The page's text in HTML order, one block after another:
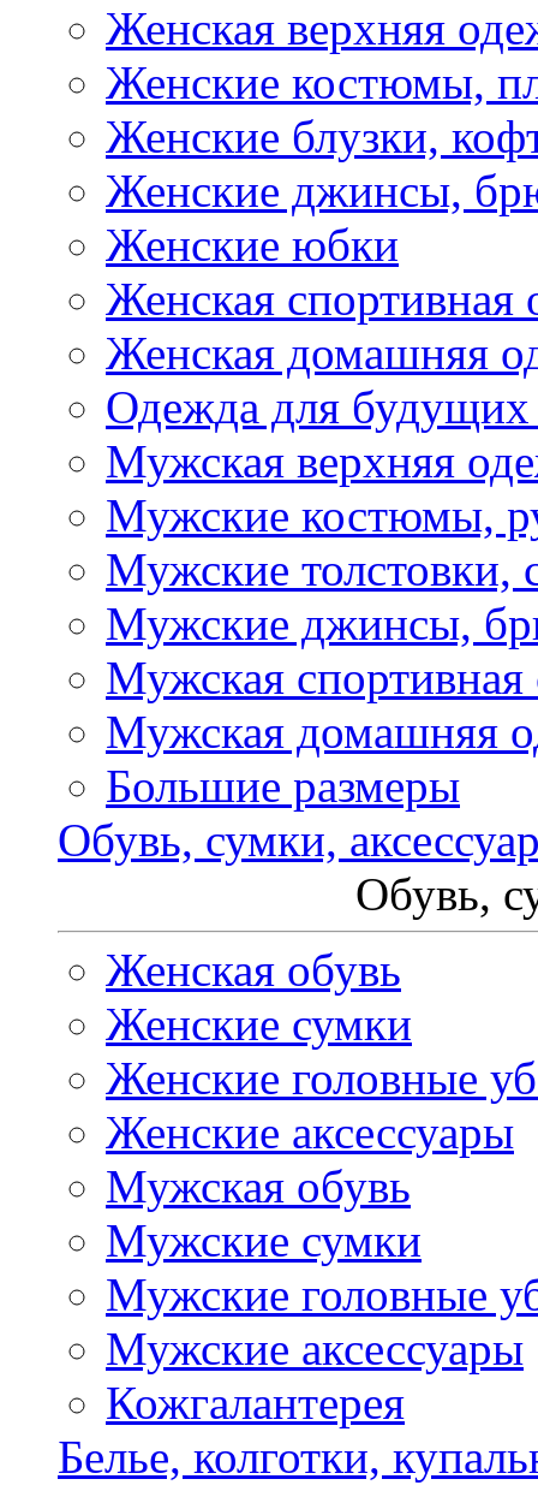
Женская верхняя
Женские костюмы,
Женские блузки,
Женские джинсы,
Женские юбки
Женская спортивная
Женская домашняя
Одежда для
Мужская верхняя
Мужские костюмы,
Мужские толстовки,
Мужские джинсы,
Мужская спортивная
Мужская домашняя
Большие размеры
Обувь, сумки,
Обувь,
Женская обувь
Женские сумки
Женские головные
Женские аксессуары
Мужская обувь
Мужские сумки
Мужские головные
Мужские аксессуары
Кожгалантерея
Белье, колготки,